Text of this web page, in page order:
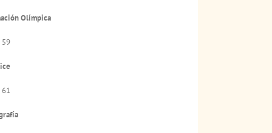
Olímpica
59
61